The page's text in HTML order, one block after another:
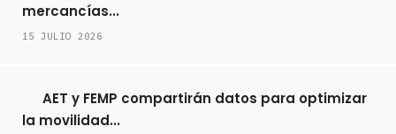
mercancías...
15 JULIO 2026
AET y FEMP compartirán datos para optimizar
la movilidad...